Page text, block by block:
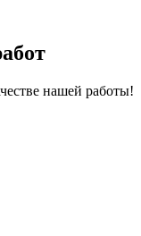
нашей работы!